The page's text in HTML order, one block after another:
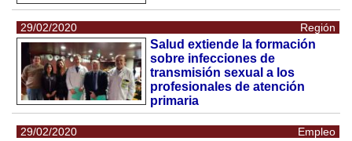
29/02/2020 Región
Salud extiende la formación
sobre infecciones de
transmisión sexual a los
profesionales de atención
primaria
29/02/2020 Empleo